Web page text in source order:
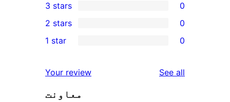
star
review
4-
star
reviews
0
3-
star
3 stars 0
2-
reviews
2 stars 0
star
reviews
1 star 0
Your review See all
معاونت